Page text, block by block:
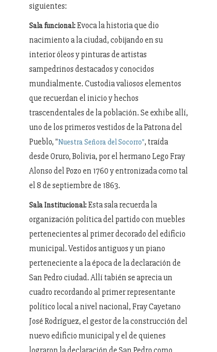
siguientes:
Sala funcional:Evoca la historia que dio
nacimiento a la ciudad, cobijando en su
interior óleos y pinturas de artistas
sampedrinos destacados y conocidos
mundialmente. Custodia valiosos elementos
que recuerdan el inicio y hechos
trascendentales de la población. Se exhibe allí,
uno de los primeros vestidos de la Patrona del
Pueblo, "Nuestra Señora del Socorro", traída
desde Oruro, Bolivia, por el hermano Lego Fray
Alonso del Pozo en 1760 y entronizada como tal
el 8 de septiembre de 1863.
Sala Institucional:Esta sala recuerda la
organización política del partido con muebles
pertenecientes al primer decorado del edificio
municipal. Vestidos antiguos y un piano
perteneciente a la época de la declaración de
San Pedro ciudad. Allí tabién se aprecia un
cuadro recordando al primer representante
político local a nivel nacional, Fray Cayetano
José Rodríguez, el gestor de la construcción del
nuevo edificio municipal y el de quienes